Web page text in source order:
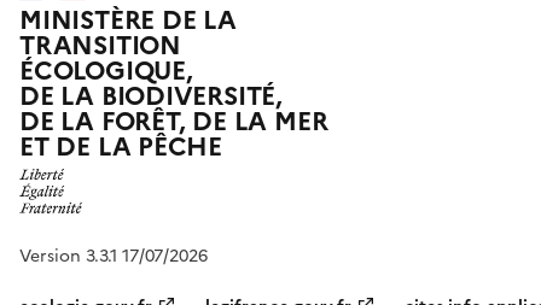
MINISTÈRE DE LA
TRANSITION
ÉCOLOGIQUE,
DE LA BIODIVERSITÉ,
DE LA FORÊT, DE LA MER
ET DE LA PÊCHE
Version 3.3.1 17/07/2026